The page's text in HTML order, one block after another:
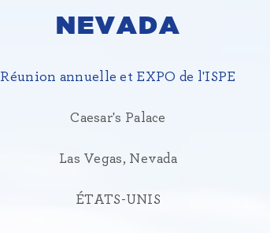
NEVADA
Réunion annuelle et EXPO de l'ISPE
Caesar's Palace
Las Vegas, Nevada
ÉTATS-UNIS